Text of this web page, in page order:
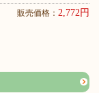
販売価格： 2,772円